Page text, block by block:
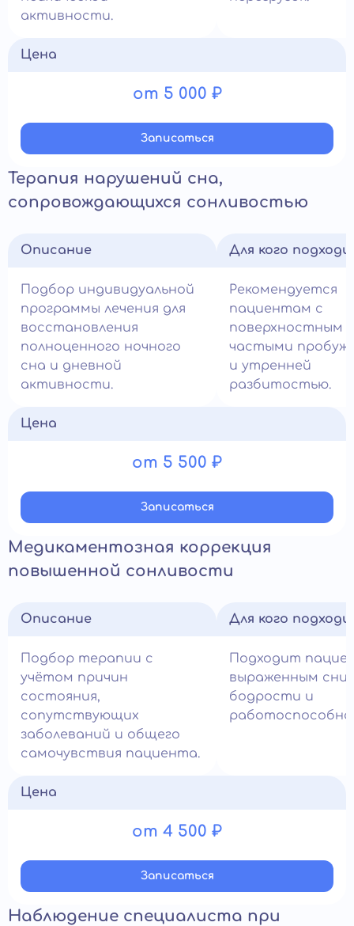
активности.
Цена
от 5 000 ₽
Записатьcя
Терапия нарушений сна,
сопровождающихся сонливостью
Описание
Подбор индивидуальной
программы лечения для
восстановления
полноценного ночного
сна и дневной
активности.
Для кого
Рекомендуется
пациентам с
поверхностным
частыми
и утренней
разбитостью.
Цена
от 5 500 ₽
Записатьcя
Медикаментозная коррекция
повышенной сонливости
Описание
Подбор терапии с
учётом причин
состояния,
сопутствующих
заболеваний и общего
самочувствия пациента.
Для кого
Подходит
выраженным
бодрости и
Цена
от 4 500 ₽
Записатьcя
Наблюдение специалиста при